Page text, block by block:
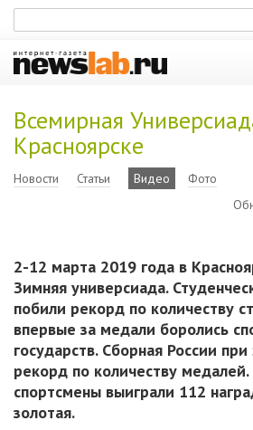
Всемирная
Красноярске
Новости Статьи Видео
Фото
2-12 марта 2019 года в
Зимняя универсиада.
побили рекорд по количеству
впервые за медали боролись
государств. Сборная России
рекорд по количеству медалей.
спортсмены выиграли 112
золотая.